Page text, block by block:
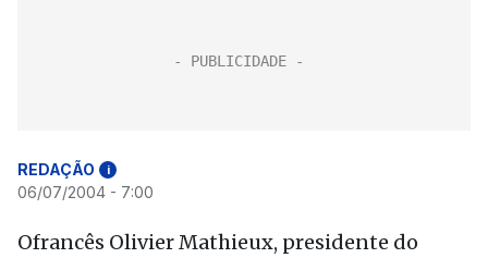
REDAÇÃO i
06/07/2004 - 7:00
Ofrancês Olivier Mathieux, presidente do